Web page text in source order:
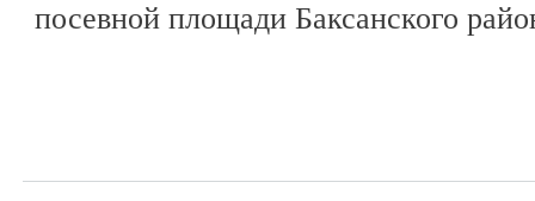
посевной площади Баксанского